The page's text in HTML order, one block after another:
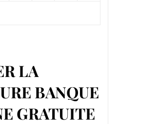
LA
BANQUE
GRATUITE